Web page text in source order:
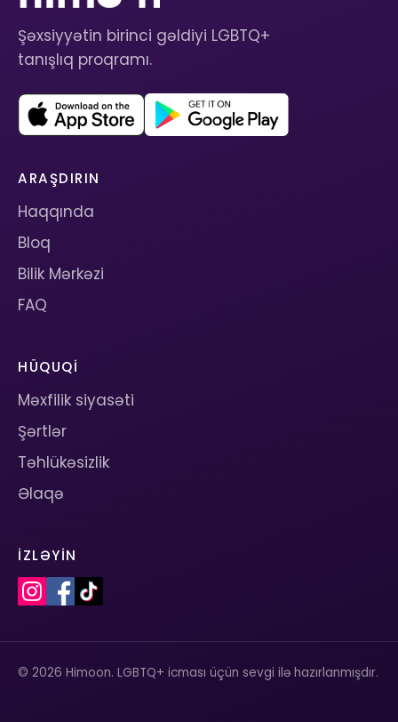
Şəxsiyyətin birinci gəldiyi LGBTQ+
tanışlıq proqramı.
ARAŞDIRIN
Haqqında
Bloq
Bilik Mərkəzi
FAQ
HÜQUQI
Məxfilik siyasəti
Şərtlər
Təhlükəsizlik
Əlaqə
İZLƏYIN
© 2026 Himoon. LGBTQ+ icması üçün sevgi ilə hazırlanmışdır.